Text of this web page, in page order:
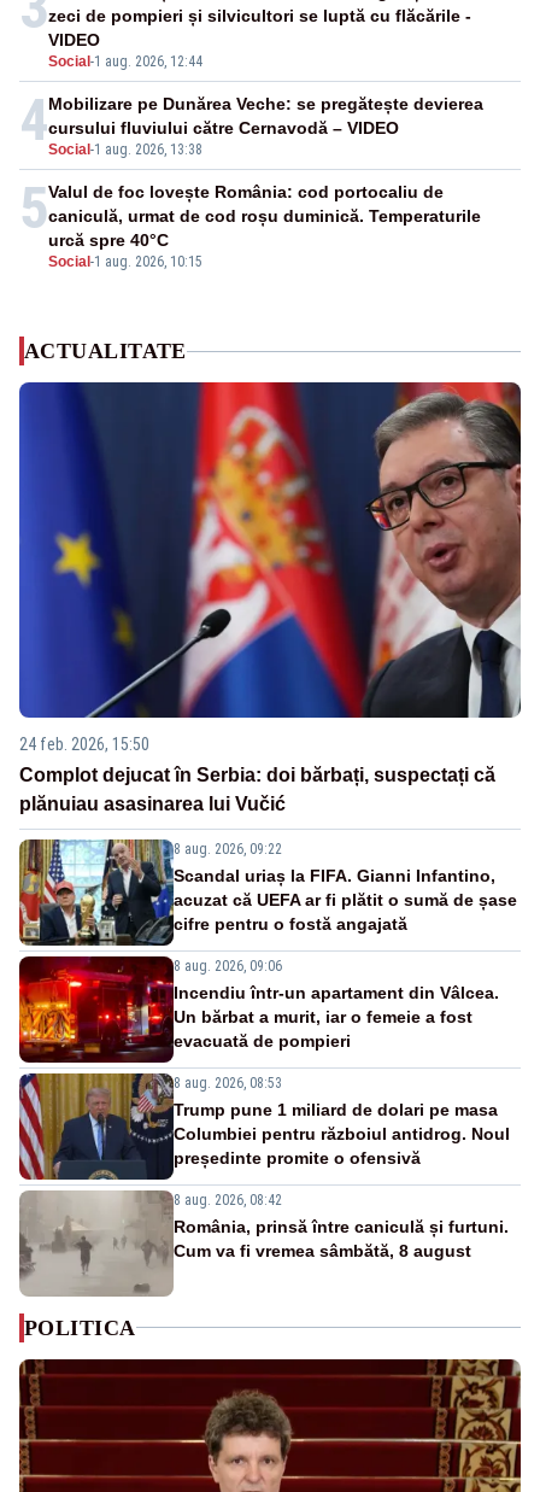
Social -1 aug. 2026, 12:44
zeci de pompieri și silvicultori se luptă cu flăcările -
VIDEO
4Social -1 aug. 2026, 13:38
Mobilizare pe Dunărea Veche: se pregătește devierea
cursului fluviului către Cernavodă – VIDEO
5
Social -1 aug. 2026, 10:15
Valul de foc lovește România: cod portocaliu de
caniculă, urmat de cod roșu duminică. Temperaturile
urcă spre 40°C
ACTUALITATE
24 feb. 2026, 15:50
Complot dejucat în Serbia: doi bărbați, suspectați că
plănuiau asasinarea lui Vučić
8 aug. 2026, 09:22
Scandal uriaș la FIFA. Gianni Infantino,
acuzat că UEFA ar fi plătit o sumă de șase
cifre pentru o fostă angajată
8 aug. 2026, 09:06
Incendiu într-un apartament din Vâlcea.
Un bărbat a murit, iar o femeie a fost
evacuată de pompieri
8 aug. 2026, 08:53
Trump pune 1 miliard de dolari pe masa
Columbiei pentru războiul antidrog. Noul
președinte promite o ofensivă
8 aug. 2026, 08:42
România, prinsă între caniculă și furtuni.
Cum va fi vremea sâmbătă, 8 august
POLITICA